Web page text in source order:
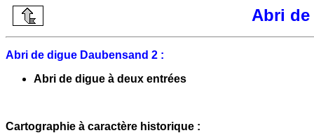
Abri de
Abri de digue Daubensand 2 :
Abri de digue à deux entrées
Cartographie à caractère historique :